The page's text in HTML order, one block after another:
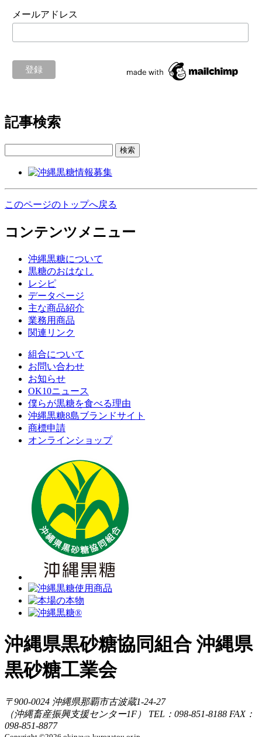
メールアドレス
記事検索
検索
このページのトップへ戻る
コンテンツメニュー
沖縄黒糖について
黒糖のおはなし
レシピ
データページ
主な商品紹介
業務用商品
関連リンク
組合について
お問い合わせ
お知らせ
OK10ニュース
僕らが黒糖を食べる理由
沖縄黒糖8島ブランドサイト
商標申請
オンラインショップ
沖縄県黒砂糖協同組合 沖縄県
黒砂糖工業会
〒900-0024 沖縄県那覇市古波蔵1-24-27
（沖縄畜産振興支援センター1F）
TEL：098-851-8188 FAX：
098-851-8877